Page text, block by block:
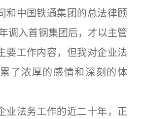
和中国铁通集团的总法律顾
调入首钢集团后，才以主管
要工作内容，但我对企业法
了浓厚的感情和深刻的体
法务工作的近二十年，正